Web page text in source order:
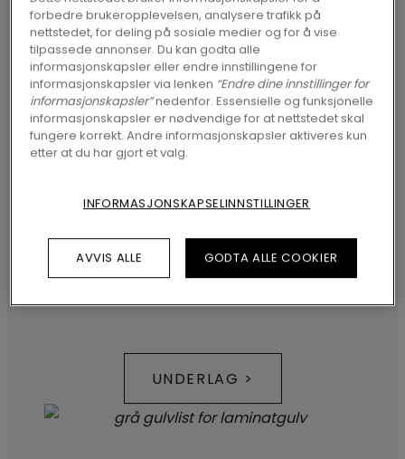
gulvlister og profiler, samt
multifunksjonelle underlag og en
gulvvarmeløsning. Og selvfølgelig alt du
trenger for problemfriinstallasjonog
vedlikehold.
UNDERLAG >
forbedre brukeropplevelsen, analysere trafikk på
nettstedet, for deling på sosiale medier og for å vise
tilpassede annonser. Du kan godta alle
informasjonskapsler eller endre innstillingene for
informasjonskapsler via lenken “Endre dine innstillinger for
informasjonskapsler”nedenfor. Essensielle og funksjonelle
informasjonskapsler er nødvendige for at nettstedet skal
fungere korrekt. Andre informasjonskapsler aktiveres kun
etter at du har gjort et valg.
INFORMASJONSKAPSELINNSTILLINGER
AVVIS ALLE GODTA ALLE COOKIER